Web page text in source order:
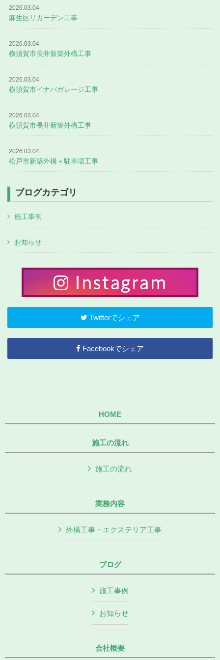
2026.03.04
麻生区リガーデン工事
2026.03.04
横須賀市長井新築外構工事
2026.03.04
横須賀市イナバガレージ工事
2026.03.04
横須賀市長井新築外構工事
2026.03.04
松戸市新築外構＋駐車場工事
ブログカテゴリ
施工事例
お知らせ
Twitterでシェア
Facebookでシェア
HOME
施工の流れ
施工の流れ
業務内容
外構工事・エクステリア工事
ブログ
施工事例
お知らせ
会社概要